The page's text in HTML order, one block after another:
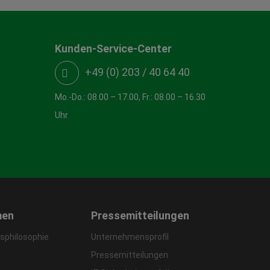
Kunden-Service-Center
+49 (0) 203 / 40 64 40
Mo.-Do.: 08.00 – 17.00, Fr.: 08.00 – 16.30
Uhr
Pressemitteilungen
Unternehmensprofil
Pressemitteilungen